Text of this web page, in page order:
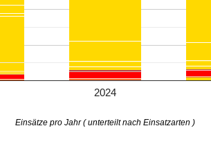
2024
Einsätze pro Jahr ( unterteilt nach Einsatzarten )